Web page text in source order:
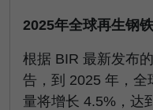
2025年全球再生钢
根据 BIR 最新发布
告，到 2025 年，全
量将增长 4.5%，达